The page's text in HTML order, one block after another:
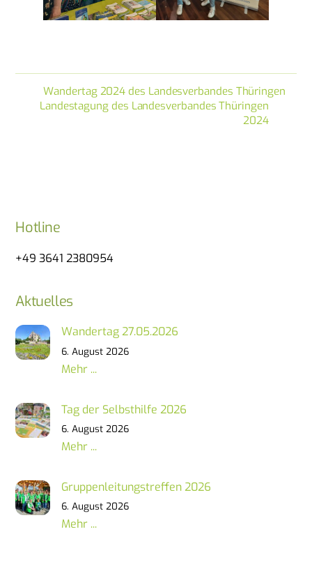
Wandertag 2024 des Landesverbandes Thüringen
Landestagung des Landesverbandes Thüringen
2024
Hotline
+49 3641 2380954
Aktuelles
Wandertag 27.05.2026
6. August 2026
Mehr ...
Tag der Selbsthilfe 2026
6. August 2026
Mehr ...
Gruppenleitungstreffen 2026
6. August 2026
Mehr ...